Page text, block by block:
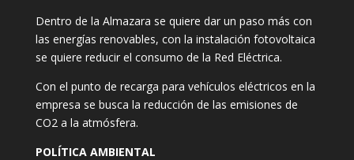
Dentro de la Almazara se quiere dar un paso más con
las energías renovables, con la instalación fotovoltaica
se quiere reducir el consumo de la Red Eléctrica.
Con el punto de recarga para vehículos eléctricos en la
empresa se busca la reducción de las emisiones de
CO2 a la atmósfera.
POLÍTICA AMBIENTAL